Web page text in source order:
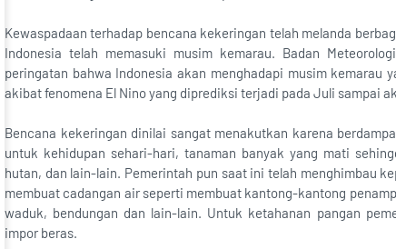
Kewaspadaan terhadap bencana kekeringan telah melanda
Indonesia telah memasuki musim kemarau. Badan
peringatan bahwa Indonesia akan menghadapi musim kemarau
akibat fenomena El Nino yang diprediksi terjadi pada Juli sampai
Bencana kekeringan dinilai sangat menakutkan karena
untuk kehidupan sehari-hari, tanaman banyak yang mati
hutan, dan lain-lain. Pemerintah pun saat ini telah menghimbau
membuat cadangan air seperti membuat kantong-kantong
waduk, bendungan dan lain-lain. Untuk ketahanan pangan
impor beras.